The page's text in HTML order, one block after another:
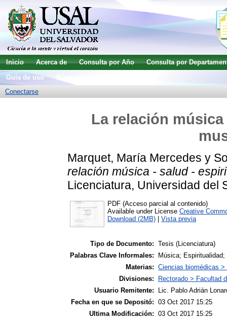
Inicio Acerca de Consulta por Año
Consulta por
Guía de uso
Conectarse
La relación
Marquet, María Mercedes y
relación música - salud -
Licenciatura, Universidad del
PDF (Acceso parcial al contenido)
Available under License Creative
Download (2MB)
Vista previa
Tipo de Documento: Tesis (Licenciatura)
Palabras Clave Informales:
Música;
Materias: Ciencias biomédicas
Divisiones:
Rectorado > Facultad
Usuario Remitente:
Lic. Pablo Adrián
Fecha en que se Depositó: 03 Oct 2017 15:25
Ultima Modificación: 03 Oct 2017 15:25